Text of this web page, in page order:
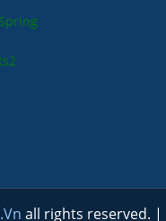
Spring
all rights reserved. |